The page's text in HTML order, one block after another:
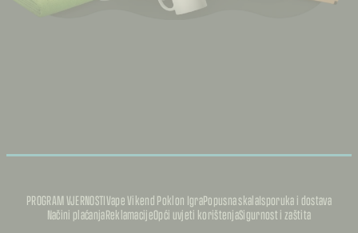
PROGRAM VJERNOSTIVape Vikend Poklon IgraPopusna skalaIsporuka i dostava
Načini plaćanjaReklamacijeOpći uvjeti korištenjaSigurnost i zaštita